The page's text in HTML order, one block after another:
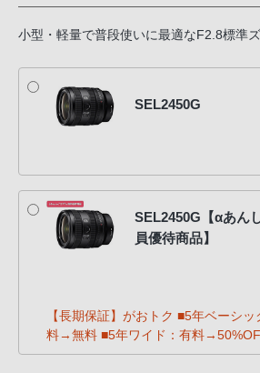
小型・軽量で普段使いに最適なF2.8標準
SEL2450G
SEL2450G【αあん
員優待商品】
【長期保証】がおトク ■5年ベーシ
料→無料 ■5年ワイド：有料